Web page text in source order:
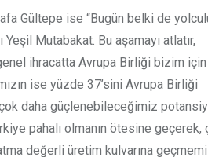
Gültepe ise “Bugün belki de
Mutabakat. Bu aşamayı atlatır,
ihracatta Avrupa Birliği bizim için
ise yüzde 37’sini Avrupa Birliği
daha güçlenebileceğimiz
pahalı olmanın ötesine geçerek,
değerli üretim kulvarına